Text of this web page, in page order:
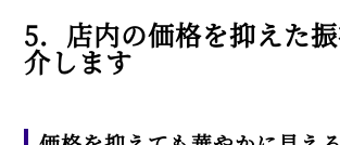
5．店内の価格を抑えた
介します